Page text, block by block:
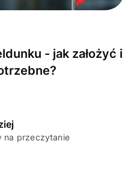
- jak założyć i
na przeczytanie